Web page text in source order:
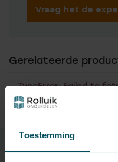
Toestemming
Vraag het de
Gerelateerde
TypeError: Failed to
https://
sbedieningen/